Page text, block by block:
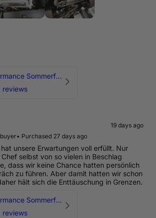
HPerformance Sommerfest 2026
reviews
19 days ago
• Purchased 27 days ago
unsere Erwartungen voll erfüllt. Nur
selbst von so vielen in Beschlag
dass wir keine Chance hatten persönlich
zu führen. Aber damit hatten wir schon
hält sich die Enttäuschung in Grenzen.
HPerformance Sommerfest 2026
reviews